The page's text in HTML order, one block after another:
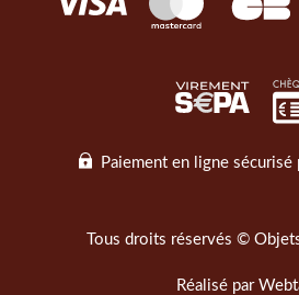
Paiement en ligne sécurisé
Tous droits réservés ©
Réalisé par